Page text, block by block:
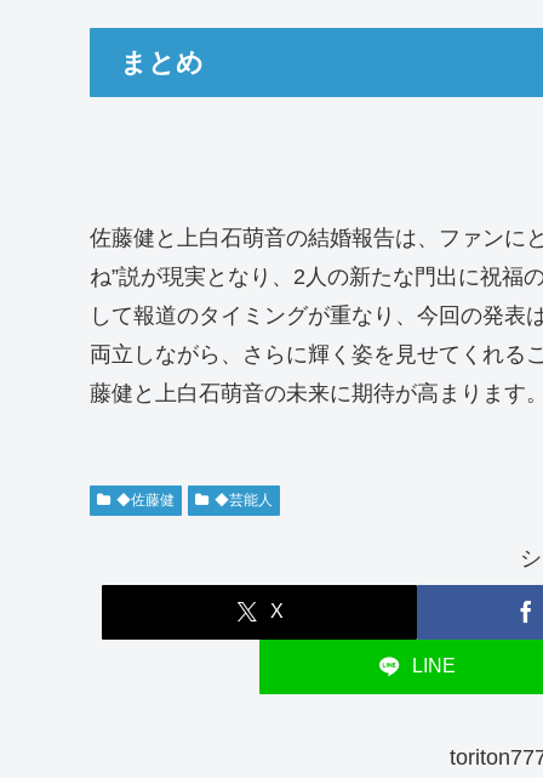
まとめ
佐藤健と上白石萌音の結婚報告は、ファンに
ね”説が現実となり、2人の新たな門出に祝福
して報道のタイミングが重なり、今回の発表
両立しながら、さらに輝く姿を見せてくれる
藤健と上白石萌音の未来に期待が高まります。
◆佐藤健 ◆芸能人
X
LINE